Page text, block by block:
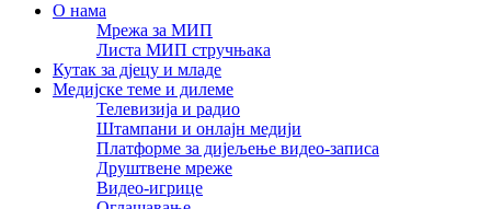
О нама
Мрежа за МИП
Листа МИП стручњака
Кутак за дјецу и младе
Медијске теме и дилеме
Телевизија и радио
Штампани и онлајн медији
Платформе за дијељење видео-записа
Друштвене мреже
Видео-игрице